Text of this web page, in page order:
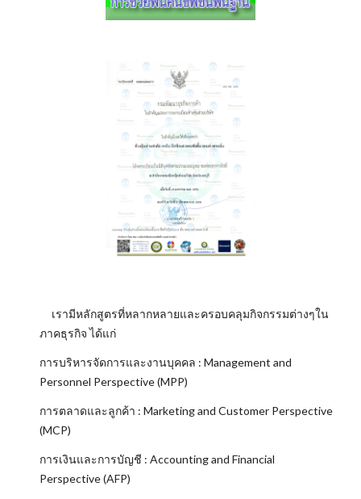
เรามีหลักสูตรที่หลากหลายและครอบคลุมกิจกรรมต่างๆใน
ภาคธุรกิจ ได้แก่
การบริหารจัดการและงานบุคคล : Management and
Personnel Perspective (MPP)
การตลาดและลูกค้า : Marketing and Customer Perspective
(MCP)
การเงินและการบัญชี : Accounting and Financial
Perspective (AFP)